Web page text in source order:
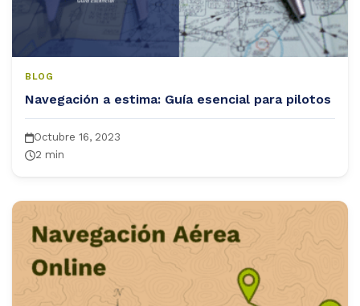
BLOG
Navegación a estima: Guía esencial para pilotos
Octubre 16, 2023
2 min